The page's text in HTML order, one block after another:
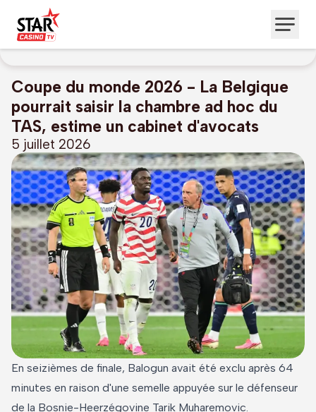
Coupe du monde 2026 - La Belgique
pourrait saisir la chambre ad hoc du
TAS, estime un cabinet d'avocats
5 juillet 2026
En seizièmes de finale, Balogun avait été exclu après 64
minutes en raison d'une semelle appuyée sur le défenseur
de la Bosnie-Heerzégovine Tarik Muharemovic.